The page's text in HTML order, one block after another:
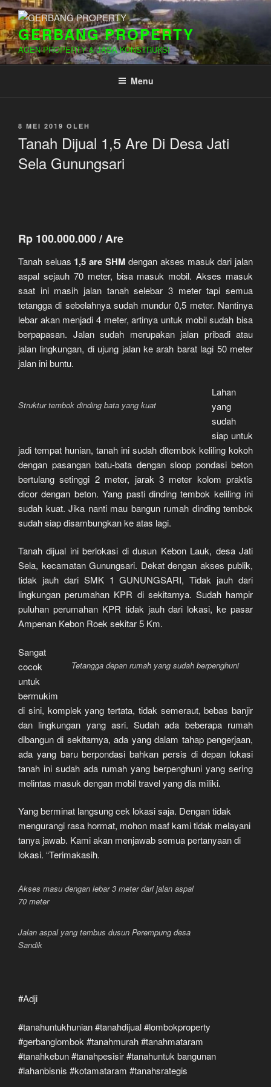
Lompat
ke
kontenGERBANG PROPERTY
AGEN PROPERTY & JASA KONSTRUKSI
Menu
DIPOSKAN
8 MEI 2019 OLEH
Tanah Dijual 1,5 Are Di Desa Jati
Sela Gunungsari
Rp 100.000.000 / Are
Tanah seluas 1,5 are SHM dengan akses masuk dari jalan
aspal sejauh 70 meter, bisa masuk mobil. Akses masuk
saat ini masih jalan tanah selebar 3 meter tapi semua
tetangga di sebelahnya sudah mundur 0,5 meter. Nantinya
lebar akan menjadi 4 meter, artinya untuk mobil sudah bisa
berpapasan. Jalan sudah merupakan jalan pribadi atau
jalan lingkungan, di ujung jalan ke arah barat lagi 50 meter
jalan ini buntu.
Struktur tembok dinding bata yang kuat
Lahan
yang
sudah
siap untuk
jadi tempat hunian, tanah ini sudah ditembok keliling kokoh
dengan pasangan batu-bata dengan sloop pondasi beton
bertulang setinggi 2 meter, jarak 3 meter kolom praktis
dicor dengan beton. Yang pasti dinding tembok keliling ini
sudah kuat. Jika nanti mau bangun rumah dinding tembok
sudah siap disambungkan ke atas lagi.
Tanah dijual ini berlokasi di dusun Kebon Lauk, desa Jati
Sela, kecamatan Gunungsari. Dekat dengan akses publik,
tidak jauh dari SMK 1 GUNUNGSARI, Tidak jauh dari
lingkungan perumahan KPR di sekitarnya. Sudah hampir
puluhan perumahan KPR tidak jauh dari lokasi, ke pasar
Ampenan Kebon Roek sekitar 5 Km.
Tetangga depan rumah yang sudah berpenghuni
Sangat
cocok
untuk
bermukim
di sini, komplek yang tertata, tidak semeraut, bebas banjir
dan lingkungan yang asri. Sudah ada beberapa rumah
dibangun di sekitarnya, ada yang dalam tahap pengerjaan,
ada yang baru berpondasi bahkan persis di depan lokasi
tanah ini sudah ada rumah yang berpenghuni yang sering
melintas masuk dengan mobil travel yang dia miliki.
Yang berminat langsung cek lokasi saja. Dengan tidak
mengurangi rasa hormat, mohon maaf kami tidak melayani
tanya jawab. Kami akan menjawab semua pertanyaan di
lokasi. “Terimakasih.
Akses masu dengan lebar 3 meter dari jalan aspal
70 meter
Jalan aspal yang tembus dusun Perempung desa
Sandik
#Adji
#tanahuntukhunian #tanahdijual #lombokproperty
#gerbanglombok #tanahmurah #tanahmataram
#tanahkebun #tanahpesisir #tanahuntuk bangunan
#lahanbisnis #kotamataram #tanahsrategis